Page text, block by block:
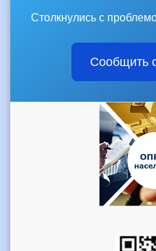
Столкнулись с
Сообщить